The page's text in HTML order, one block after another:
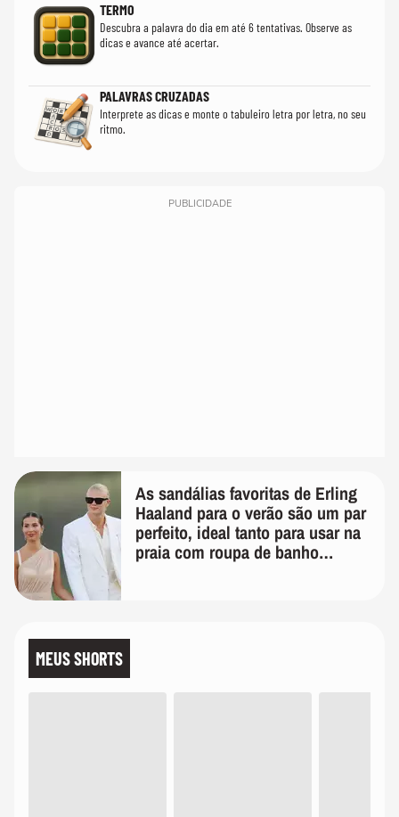
TERMO
Descubra a palavra do dia em até 6 tentativas. Observe as
dicas e avance até acertar.
PALAVRAS CRUZADAS
Interprete as dicas e monte o tabuleiro letra por letra, no seu
ritmo.
PUBLICIDADE
As sandálias favoritas de Erling
Haaland para o verão são um par
perfeito, ideal tanto para usar na
praia com roupa de banho
MEUS SHORTS